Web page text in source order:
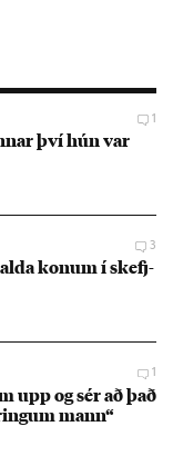
1
því hún var
3
kon­um í skefj­
1
upp og sér að það
mann“